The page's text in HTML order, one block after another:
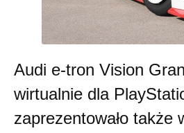
Audi e-tron Vision
wirtualnie dla
zaprezentowało